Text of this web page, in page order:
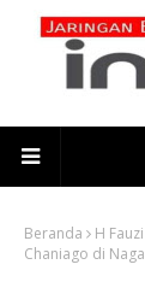
Beranda
H
Chaniago di